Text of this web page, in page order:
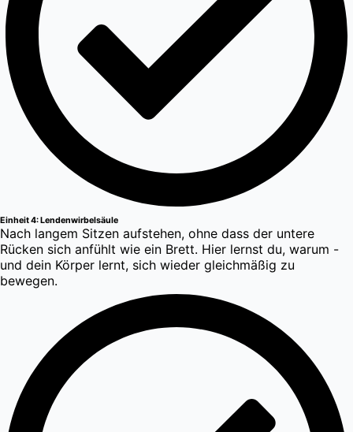
Einheit 4: Lendenwirbelsäule
Nach langem Sitzen aufstehen, ohne dass der untere
Rücken sich anfühlt wie ein Brett. Hier lernst du, warum -
und dein Körper lernt, sich wieder gleichmäßig zu
bewegen.